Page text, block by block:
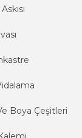
Boya Çeşitleri